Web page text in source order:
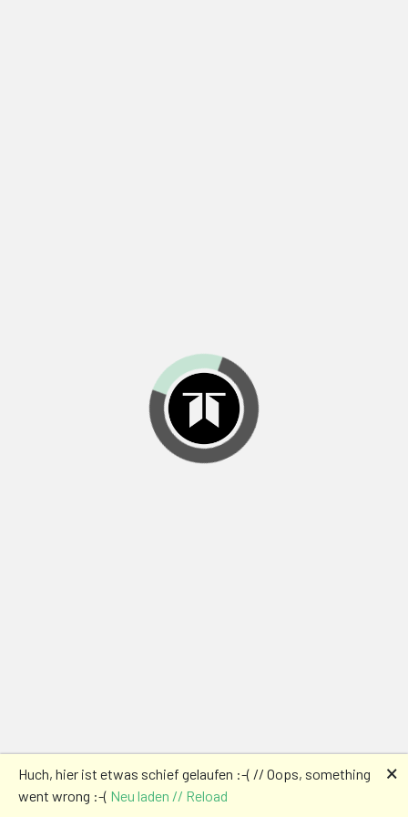
Huch, hier ist etwas schief gelaufen :-( // Oops, something
went wrong :-( Neu laden // Reload
🗙